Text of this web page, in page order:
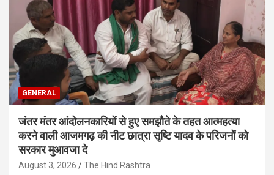
GENERAL
जंतर मंतर आंदोलनकारियों से हुए समझौते के तहत आत्महत्या
करने वाली आजमगढ़ की नीट छात्रा सृष्टि यादव के परिजनों को
सरकार मुआवजा दे
August 3, 2026 The Hind Rashtra